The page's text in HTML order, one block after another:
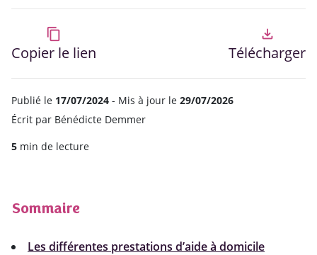
content_copy
Copier le lien
file_download
Télécharger
Publié le 17/07/2024 - Mis à jour le 29/07/2026
Écrit par Bénédicte Demmer
5 min de lecture
Sommaire
Les différentes prestations d’aide à domicile